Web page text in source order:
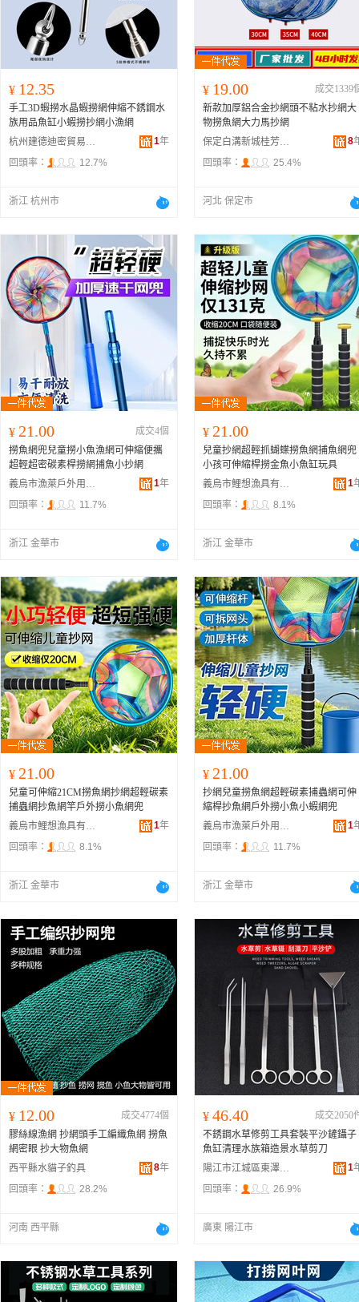
¥ 12.35
手工3D蝦撈水晶蝦撈網伸縮不銹鋼水
族用品魚缸小蝦撈抄網小漁網
杭州建德迪密貿易商行
1年
回頭率：
12.7%
浙江 杭州市
¥ 19.00
成交1339
新款加厚鋁合金抄網頭不粘水抄網大
物撈魚網大力馬抄網
保定白溝新城桂芳漁具廠
8
回頭率：
25.4%
河北 保定市
¥ 21.00
成交4個
撈魚網兜兒童撈小魚漁網可伸縮便攜
超輕超密碳素桿撈網捕魚小抄網
義烏市漁萊戶外用品有限公司
1年
回頭率：
11.7%
浙江 金華市
¥ 21.00
兒童抄網超輕抓蝴蝶撈魚網捕魚網兜
小孩可伸縮桿撈金魚小魚缸玩具
義烏市鯉想漁具有限公司
1
回頭率：
8.1%
浙江 金華市
¥ 21.00
兒童可伸縮21CM撈魚網抄網超輕碳素
捕蟲網抄魚網竿戶外撈小魚網兜
義烏市鯉想漁具有限公司
1年
回頭率：
8.1%
浙江 金華市
¥ 21.00
抄網兒童撈魚網超輕碳素捕蟲網可伸
縮桿抄魚網戶外撈小魚小蝦網兜
義烏市漁萊戶外用品有限公司
1
回頭率：
11.7%
浙江 金華市
¥ 12.00
成交4774個
膠絲線漁網 抄網頭手工編織魚網 撈魚
網密眼 抄大物魚網
西平縣水貓子釣具
8年
回頭率：
28.2%
河南 西平縣
¥ 46.40
成交2050
不銹鋼水草修剪工具套裝平沙鏟鑷子
魚缸清理水族箱造景水草剪刀
陽江市江城區東澤五金制品廠
1
回頭率：
26.9%
廣東 陽江市